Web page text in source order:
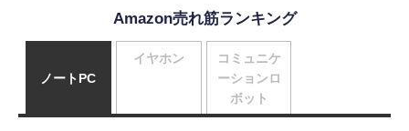
Amazon売れ筋ランキング
ノートPC
イヤホン
コミュニケ
ーションロ
ボット